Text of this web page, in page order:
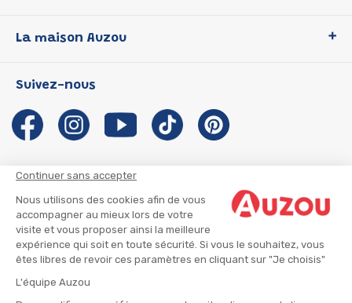
Continuer sans accepter
Nous utilisons des cookies afin de vous
accompagner au mieux lors de votre
visite et vous proposer ainsi la meilleure
expérience qui soit en toute sécurité. Si vous le souhaitez, vous
êtes libres de revoir ces paramètres en cliquant sur "Je choisis"
L'équipe Auzou
P'tit Loup
Les Influenceuses
Migali
Petite Taupe
La maison Auzou
Notre histoire
Auzou s'engage
Auteurs et illustrateurs Auzou
Suivre mon colis
Infos consommateur
Suivez-nous
CGU
CGV
Mentions légales